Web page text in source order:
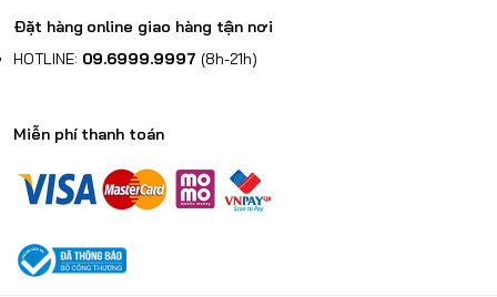
Đặt hàng online giao hàng tận nơi
HOTLINE: 09.6999.9997 (8h-21h)
Miễn phí thanh toán